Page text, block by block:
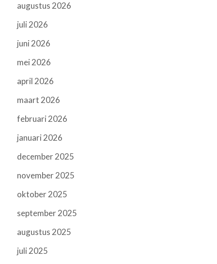
augustus 2026
juli 2026
juni 2026
mei 2026
april 2026
maart 2026
februari 2026
januari 2026
december 2025
november 2025
oktober 2025
september 2025
augustus 2025
juli 2025